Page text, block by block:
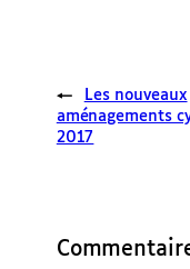
←
Les nouveaux
aménagements
2017